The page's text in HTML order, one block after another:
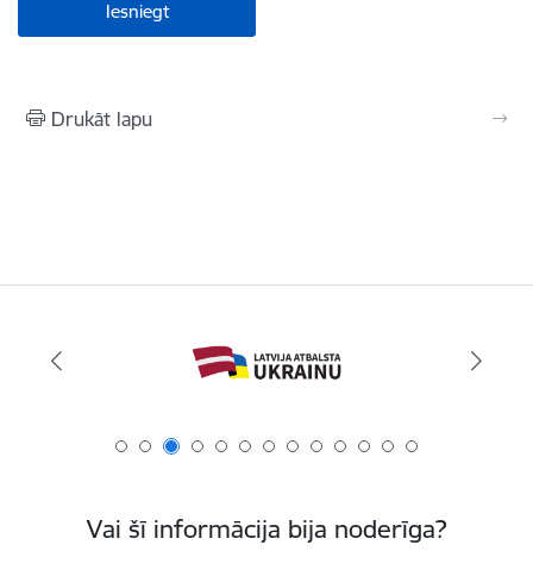
Drukāt lapu
Vai šī informācija bija noderīga?